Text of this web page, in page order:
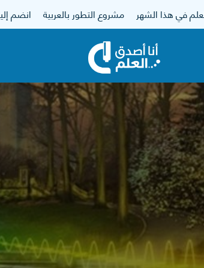
في هذا الشهر مشروع التطور بالعربية انضم